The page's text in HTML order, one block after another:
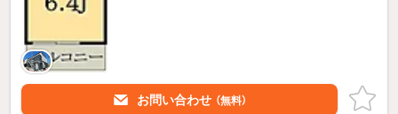
お問い合わせ （無料）